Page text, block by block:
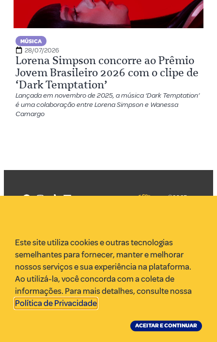
MÚSICA
28/07/2026
Lorena Simpson concorre ao Prêmio
Jovem Brasileiro 2026 com o clipe de
‘Dark Temptation’
Lançada em novembro de 2025, a música ‘Dark Temptation’
é uma colaboração entre Lorena Simpson e Wanessa
Camargo
VR Assessoria
Parcerias
Envie uma pauta
Anuncie
©2025
Este site utiliza cookies e outras tecnologias
semelhantes para fornecer, manter e melhorar
nossos serviços e sua experiência na plataforma.
Ao utilizá-la, você concorda com a coleta de
informações. Para mais detalhes, consulte nossa
Política de Privacidade.
ACEITAR E CONTINUAR